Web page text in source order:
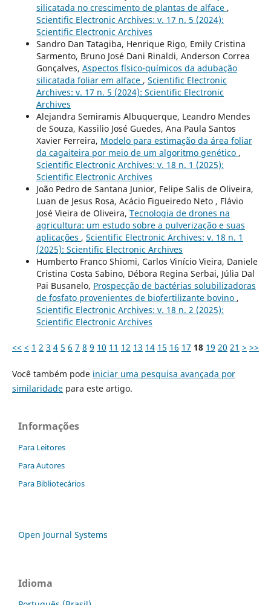
silicatada no crescimento de plantas de alface ,
Scientific Electronic Archives: v. 17 n. 5 (2024):
Scientific Electronic Archives
Sandro Dan Tatagiba, Henrique Rigo, Emily Cristina
Sarmento, Bruno José Dani Rinaldi, Anderson Correa
Gonçalves, Aspectos físico-químicos da adubação
silicatada foliar em alface , Scientific Electronic
Archives: v. 17 n. 5 (2024): Scientific Electronic
Archives
Alejandra Semiramis Albuquerque, Leandro Mendes
de Souza, Kassilio José Guedes, Ana Paula Santos
Xavier Ferreira, Modelo para estimação da área foliar
da cagaiteira por meio de um algoritmo genético ,
Scientific Electronic Archives: v. 18 n. 1 (2025):
Scientific Electronic Archives
João Pedro de Santana Junior, Felipe Salis de Oliveira,
Luan de Jesus Rosa, Acácio Figueiredo Neto , Flávio
José Vieira de Oliveira, Tecnologia de drones na
agricultura: um estudo sobre a pulverização e suas
aplicações , Scientific Electronic Archives: v. 18 n. 1
(2025): Scientific Electronic Archives
Humberto Franco Shiomi, Carlos Vinício Vieira, Daniele
Cristina Costa Sabino, Débora Regina Serbai, Júlia Dal
Pai Busanelo, Prospecção de bactérias solubilizadoras
de fosfato provenientes de biofertilizante bovino ,
Scientific Electronic Archives: v. 18 n. 2 (2025):
Scientific Electronic Archives
<< < 1 2 3 4 5 6 7 8 9 10 11 12 13 14 15 16 17 18 19 20 21 > >>
Você também pode iniciar uma pesquisa avançada por
similaridadepara este artigo.
Informações
Para Leitores
Para Autores
Para Bibliotecários
Open Journal Systems
Idioma